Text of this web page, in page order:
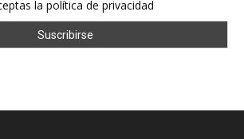
la política de privacidad